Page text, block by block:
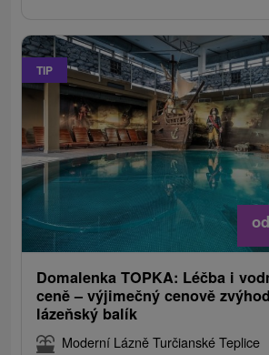
TIP
od
Domalenka TOPKA: Léčba i
ceně – výjimečný cenově
lázeňský balík
Moderní Lázně Turčianské Teplice